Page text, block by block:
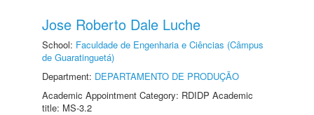
Jose Roberto Dale Luche
School: Faculdade de Engenharia e Ciências (Câmpus
de Guaratinguetá)
Department: DEPARTAMENTO DE PRODUÇÃO
Academic Appointment Category: RDIDP Academic
title: MS-3.2